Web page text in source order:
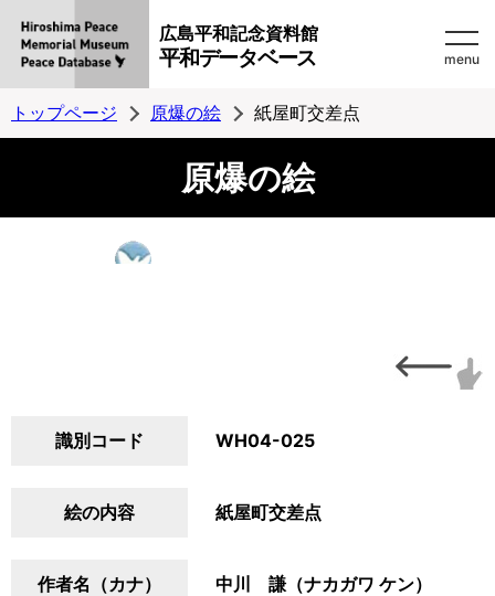
広島平和記念資料館
平和データベース menu
トップページ 原爆の絵 紙屋町交差点
原爆の絵
識別コード WH04-025
絵の内容 紙屋町交差点
作者名（カナ） 中川 謙（ナカガワ ケン）